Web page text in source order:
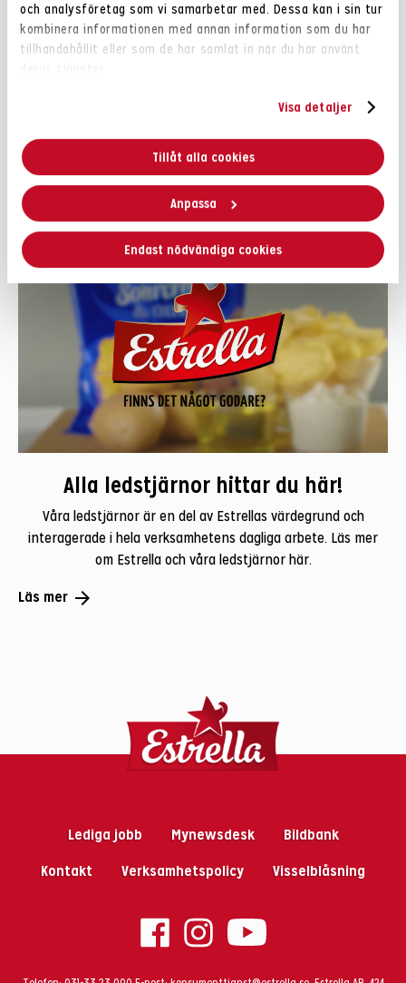
och analysföretag som vi samarbetar med. Dessa kan i sin tur
kombinera informationen med annan information som du har
tillhandahållit eller som de har samlat in när du har använt
Visa detaljer
Tillåt alla cookies
Anpassa
Endast nödvändiga cookies
Alla ledstjärnor hittar du här!
Våra ledstjärnor är en del av Estrellas värdegrund och
interagerade i hela verksamhetens dagliga arbete. Läs mer
om Estrella och våra ledstjärnor här.
Läs mer arrow_forward
Lediga jobb Mynewsdesk
Bildbank
Kontakt
Verksamhetspolicy Visselblåsning